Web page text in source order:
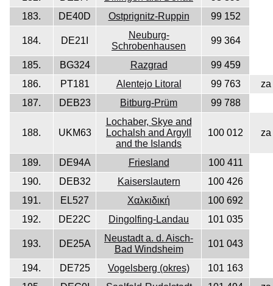
183.
DE40D Ostprignitz-Ruppin 99 152
184. DE21I
Neuburg-
Schrobenhausen
99 364
185. BG324 Razgrad
99 459
186.
PT181 Alentejo Litoral 99 763
za
187.
DEB23 Bitburg-Prüm 99 788
188. UKM63
Lochaber, Skye and
Lochalsh and Argyll
and the Islands
100 012 za
189. DE94A Friesland
100 411
190.
DEB32 Kaiserslautern
100 426
191.
EL527 Χαλκιδική
100 692
192.
DE22C Dingolfing-Landau 101 035
193. DE25A
Neustadt a. d. Aisch-
Bad Windsheim
101 043
194. DE725 Vogelsberg (okres)
101 163